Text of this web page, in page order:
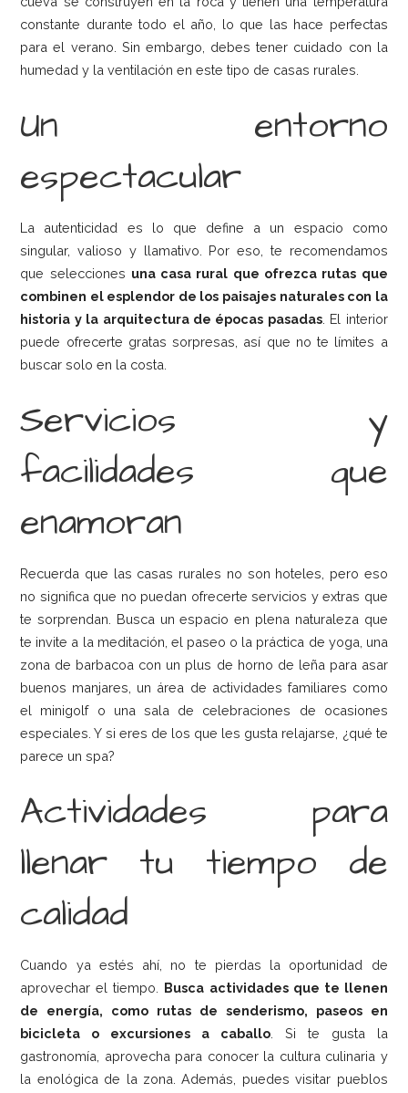
constante durante todo el año, lo que las hace perfectas
para el verano. Sin embargo, debes tener cuidado con la
humedad y la ventilación en este tipo de casas rurales.
Un entorno
espectacular
La autenticidad es lo que define a un espacio como
singular, valioso y llamativo. Por eso, te recomendamos
que selecciones una casa rural que ofrezca rutas que
combinen el esplendor de los paisajes naturales con la
historia y la arquitectura de épocas pasadas. El interior
puede ofrecerte gratas sorpresas, así que no te límites a
buscar solo en la costa.
Servicios y
facilidades que
enamoran
Recuerda que las casas rurales no son hoteles, pero eso
no significa que no puedan ofrecerte servicios y extras que
te sorprendan. Busca un espacio en plena naturaleza que
te invite a la meditación, el paseo o la práctica de yoga, una
zona de barbacoa con un plus de horno de leña para asar
buenos manjares, un área de actividades familiares como
el minigolf o una sala de celebraciones de ocasiones
especiales. Y si eres de los que les gusta relajarse, ¿qué te
parece un spa?
Actividades para
llenar tu tiempo de
calidad
Cuando ya estés ahí, no te pierdas la oportunidad de
aprovechar el tiempo. Busca actividades que te llenen
de energía, como rutas de senderismo, paseos en
bicicleta o excursiones a caballo . Si te gusta la
gastronomía, aprovecha para conocer la cultura culinaria y
la enológica de la zona. Además, puedes visitar pueblos